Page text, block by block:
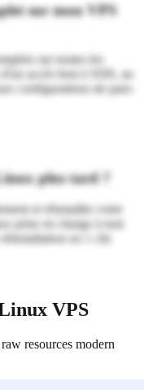
sur mon VPS
sur toutes les
accès brut à SSH, au
configurations de pare-
plus tard ?
et réinstaller votre
prise en charge à tout
en 1 clic
VPS
resources modern